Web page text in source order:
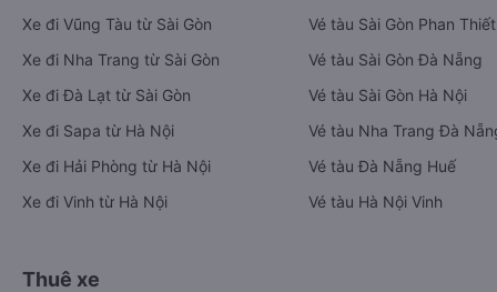
Xe đi Vũng Tàu từ Sài Gòn
Xe đi Nha Trang từ Sài Gòn
Xe đi Đà Lạt từ Sài Gòn
Xe đi Sapa từ Hà Nội
Xe đi Hải Phòng từ Hà Nội
Xe đi Vinh từ Hà Nội
Vé tàu Sài Gòn Phan Thiết
Vé tàu Sài Gòn Đà Nẵng
Vé tàu Sài Gòn Hà Nội
Vé tàu Nha Trang Đà
Vé tàu Đà Nẵng Huế
Vé tàu Hà Nội Vinh
Thuê xe